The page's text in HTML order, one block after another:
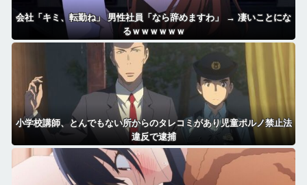
会社「キミ、転勤ね」 男性社員「なら辞めますわ」 → 凄いことにな
るｗｗｗｗｗｗ
小学校講師、とんでもない所からのタレコミがあり児童ポルノ禁止法
違反で逮捕